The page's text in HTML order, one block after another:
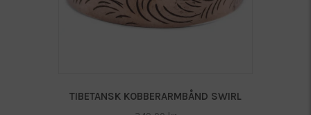
TIBETANSK KOBBERARMBÅND SWIRL